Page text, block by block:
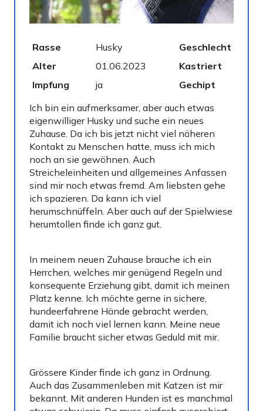
Rasse Husky
Geschlecht
Alter
01.06.2023
Kastriert
Impfung
ja
Gechipt
Ich bin ein aufmerksamer, aber auch etwas
eigenwilliger Husky und suche ein neues
Zuhause. Da ich bis jetzt nicht viel näheren
Kontakt zu Menschen hatte, muss ich mich
noch an sie gewöhnen. Auch
Streicheleinheiten und allgemeines Anfassen
sind mir noch etwas fremd. Am liebsten gehe
ich spazieren. Da kann ich viel
herumschnüffeln. Aber auch auf der Spielwiese
herumtollen finde ich ganz gut.
In meinem neuen Zuhause brauche ich ein
Herrchen, welches mir genügend Regeln und
konsequente Erziehung gibt, damit ich meinen
Platz kenne. Ich möchte gerne in sichere,
hundeerfahrene Hände gebracht werden,
damit ich noch viel lernen kann. Meine neue
Familie braucht sicher etwas Geduld mit mir.
Grössere Kinder finde ich ganz in Ordnung.
Auch das Zusammenleben mit Katzen ist mir
bekannt. Mit anderen Hunden ist es manchmal